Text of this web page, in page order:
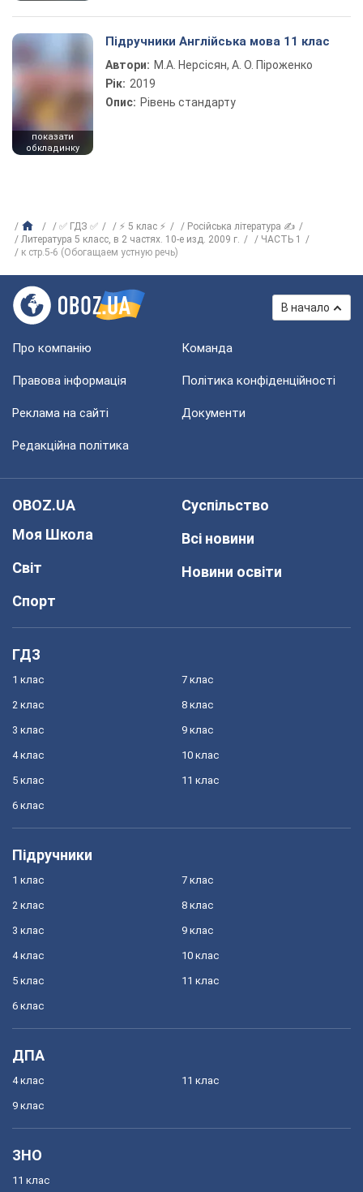
показати
обкладинку
Підручники Англійська мова 11 клас
Автори: М.А. Нерсісян, А. О. Піроженко
Рік: 2019
Опис: Рівень стандарту
✅ ГДЗ ✅ ⚡ 5 клас ⚡
Російська література ✍
Литература 5 класс, в 2 частях. 10-е изд. 2009 г.
ЧАСТЬ 1
к стр.5-6 (Обогащаем устную речь)
В начало
Про компанію Команда
Правова інформація Політика конфіденційності
Реклама на сайті Документи
Редакційна політика
OBOZ.UA
Моя Школа
Світ
Спорт
Суспільство
Всі новини
Новини освіти
ГДЗ
1 клас
2 клас
3 клас
4 клас
5 клас
6 клас
7 клас
8 клас
9 клас
10 клас
11 клас
Підручники
1 клас
2 клас
3 клас
4 клас
5 клас
6 клас
7 клас
8 клас
9 клас
10 клас
11 клас
ДПА
4 клас
9 клас
11 клас
ЗНО
11 клас